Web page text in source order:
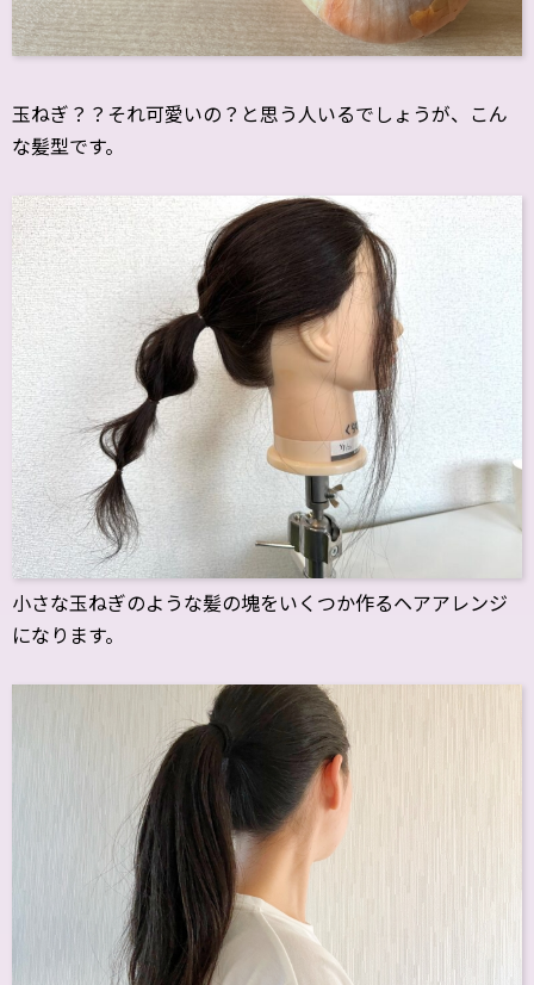
玉ねぎ？？それ可愛いの？と思う人いるでしょうが、こん
な髪型です。
小さな玉ねぎのような髪の塊をいくつか作るヘアアレンジ
になります。